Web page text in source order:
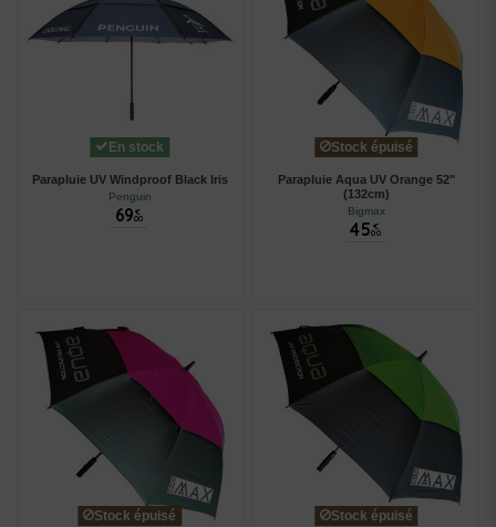
En stock
Parapluie UV Windproof Black Iris
Penguin
69 €
00
Stock épuisé
Parapluie Aqua UV Orange 52"
(132cm)
Bigmax
45 €
00
Stock épuisé Stock épuisé